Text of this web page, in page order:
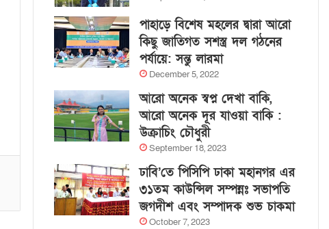
পাহাড়ে বিশেষ মহলের দ্বারা আরো
কিছু জাতিগত সশস্ত্র দল গঠনের
পর্যায়ে: সন্তু লারমা
December 5, 2022
আরো অনেক স্বপ্ন দেখা বাকি,
আরো অনেক দূর যাওয়া বাকি :
উক্রাচিং চৌধুরী
September 18, 2023
ঢাবি’তে পিসিপি ঢাকা মহানগর এর
৩১তম কাউন্সিল সম্পন্নঃ সভাপতি
জগদীশ এবং সম্পাদক শুভ চাকমা
October 7, 2023